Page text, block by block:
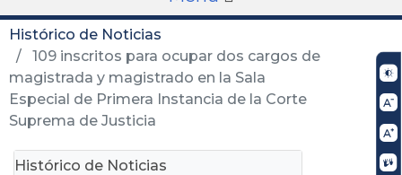
Histórico de Noticias
109 inscritos para ocupar dos cargos de
magistrada y magistrado en la Sala
Especial de Primera Instancia de la Corte
Suprema de Justicia
Histórico de Noticias